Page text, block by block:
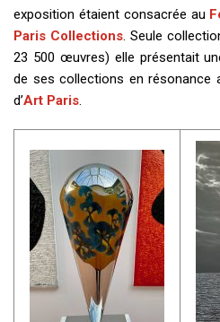
exposition étaient consacrée au
Paris Collections. Seule
23 500 œuvres) elle présentait
de ses collections en résonance
d’Art Paris.